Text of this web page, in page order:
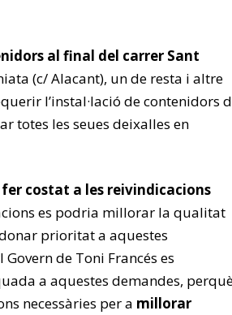
al final del carrer Sant
(c/ Alacant), un de resta i altre
l’instal·lació de contenidors
totes les seues deixalles en
costat a les reivindicacions
es podria millorar la qualitat
prioritat a aquestes
de Toni Francés es
a aquestes demandes,
necessàries per a millorar